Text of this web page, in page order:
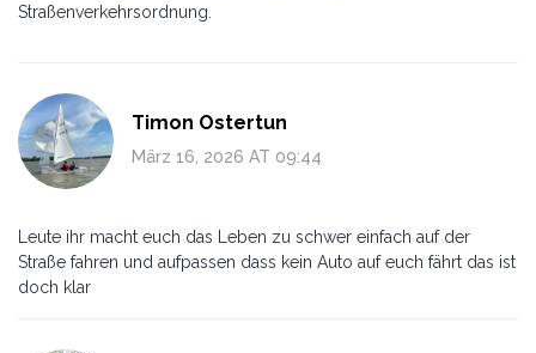
Straßenverkehrsordnung.
Timon Ostertun
März 16, 2026 AT 09:44
Leute ihr macht euch das Leben zu schwer einfach auf der
Straße fahren und aufpassen dass kein Auto auf euch fährt das ist
doch klar